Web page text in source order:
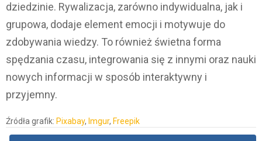
dziedzinie. Rywalizacja, zarówno indywidualna, jak i
grupowa, dodaje element emocji i motywuje do
zdobywania wiedzy. To również świetna forma
spędzania czasu, integrowania się z innymi oraz nauki
nowych informacji w sposób interaktywny i
przyjemny.
Źródła grafik: Pixabay, Imgur, Freepik